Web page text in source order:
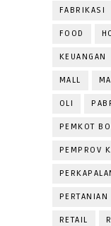
FABRIKASI
FOOD
KEUANGAN
MALL
OLI
PEMKOT
PEMPROV
PERTANIAN
RETAIL